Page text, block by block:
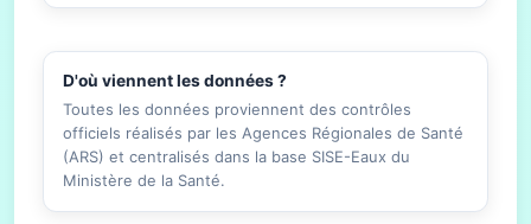
D'où viennent les données ?
Toutes les données proviennent des contrôles
officiels réalisés par les Agences Régionales de Santé
(ARS) et centralisés dans la base SISE-Eaux du
Ministère de la Santé.